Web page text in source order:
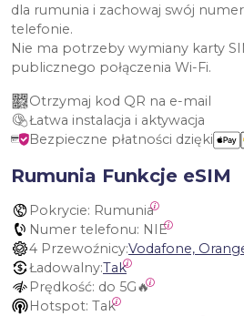
dla rumunia i zachowaj swój
telefonie.
Nie ma potrzeby wymiany karty
publicznego połączenia Wi-Fi.
Otrzymaj kod QR na e-mail
Łatwa instalacja i aktywacja
Bezpieczne płatności dzięki
Rumunia Funkcje eSIM
Pokrycie: Rumunia
Numer telefonu: NIE
4 Przewoźnicy:
Ładowalny:Tak
Prędkość: do 5G🔥
Hotspot: Tak